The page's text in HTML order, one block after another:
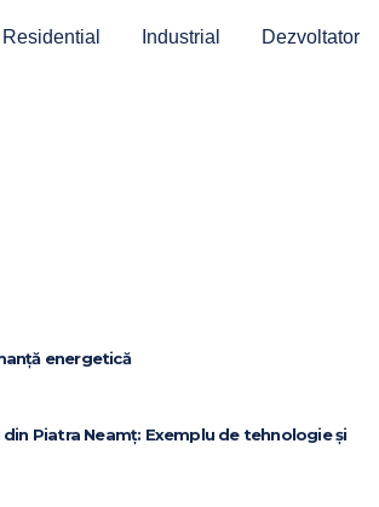
Residential Industrial Dezvoltator
energetică
Piatra Neamț: Exemplu de tehnologie și